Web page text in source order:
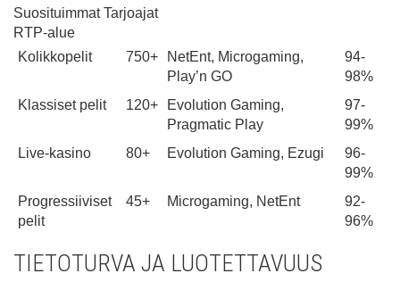
Suosituimmat Tarjoajat
RTP-alue
Kolikkopelit
750+
NetEnt, Microgaming,
Play’n GO
94-
98%
Klassiset pelit
120+
Evolution Gaming,
Pragmatic Play
97-
99%
Live-kasino
80+ Evolution Gaming, Ezugi
96-
99%
Progressiiviset
pelit
45+ Microgaming, NetEnt
92-
96%
TIETOTURVA JA LUOTETTAVUUS